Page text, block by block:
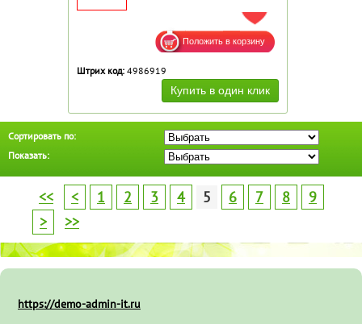
ДОБАВИТЬ В ИЗБРАННОЕ
Штрих код: 4986919
Сортировать по:
Показать:
<< < 1 2 3 4 5 6 7 8
9
>
>>
https://demo-admin-it.ru